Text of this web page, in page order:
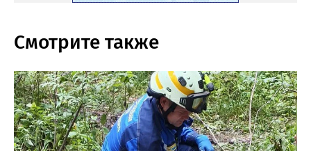
Смотрите также